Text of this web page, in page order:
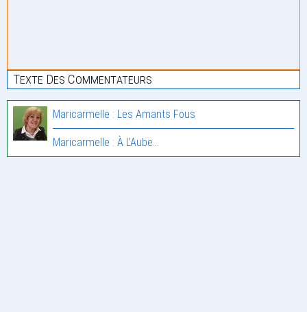
Texte Des Commentateurs
Maricarmelle : Les Amants Fous
Maricarmelle : À L’Aube…